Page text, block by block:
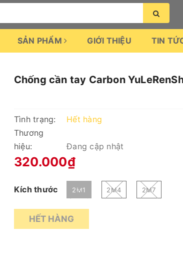
SẢN PHẨM GIỚI THIỆU TIN
Chống cần tay Carbon
Tình trạng:
Hết hàng
Thương
hiệu:
Đang cập nhật
320.000₫
Kích thước 2M1 2M4 2M7
HẾT HÀNG